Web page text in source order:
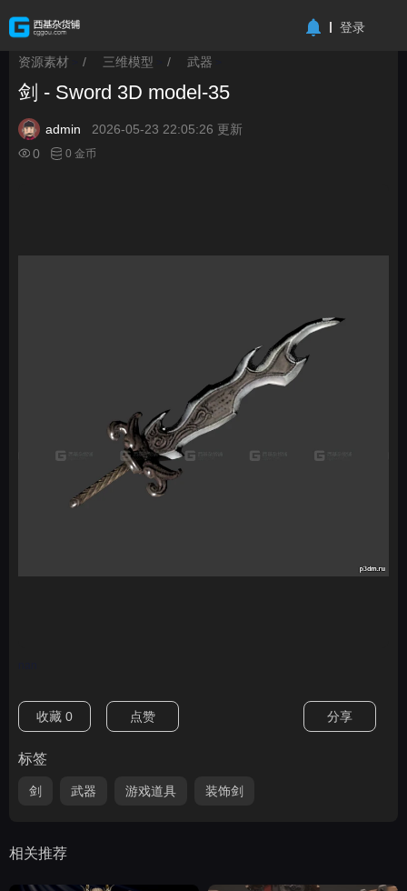
登录
资源素材 / 三维模型 / 武器
剑 - Sword 3D model-35
admin
2026-05-23 22:05:26 更新
0
0 金币
收藏 0 点赞 分享
标签
剑 武器 游戏道具 装饰剑
相关推荐